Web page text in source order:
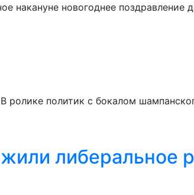
накануне новогоднее поздравление
ролике политик с бокалом
либеральное